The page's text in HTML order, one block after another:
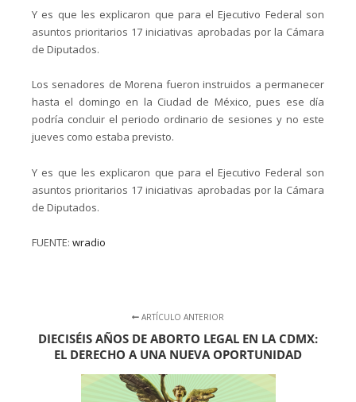
Y es que les explicaron que para el Ejecutivo Federal son
asuntos prioritarios 17 iniciativas aprobadas por la Cámara
de Diputados.
Los senadores de Morena fueron instruidos a permanecer
hasta el domingo en la Ciudad de México, pues ese día
podría concluir el periodo ordinario de sesiones y no este
jueves como estaba previsto.
Y es que les explicaron que para el Ejecutivo Federal son
asuntos prioritarios 17 iniciativas aprobadas por la Cámara
de Diputados.
FUENTE: wradio
ARTÍCULO ANTERIOR
DIECISÉIS AÑOS DE ABORTO LEGAL EN LA CDMX:
EL DERECHO A UNA NUEVA OPORTUNIDAD